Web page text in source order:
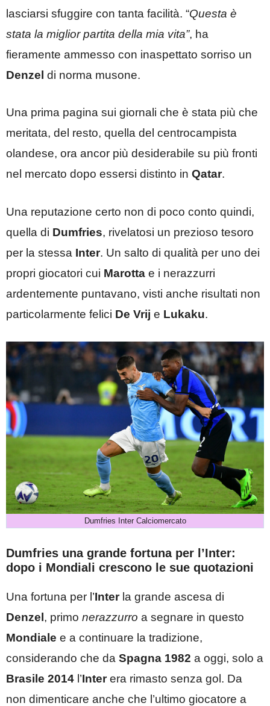
lasciarsi sfuggire con tanta facilità. “Questa è
stata la miglior partita della mia vita”, ha
fieramente ammesso con inaspettato sorriso un
Denzel di norma musone.
Una prima pagina sui giornali che è stata più che
meritata, del resto, quella del centrocampista
olandese, ora ancor più desiderabile su più fronti
nel mercato dopo essersi distinto in Qatar.
Una reputazione certo non di poco conto quindi,
quella di Dumfries, rivelatosi un prezioso tesoro
per la stessa Inter. Un salto di qualità per uno dei
propri giocatori cui Marotta e i nerazzurri
ardentemente puntavano, visti anche risultati non
particolarmente felici De Vrij e Lukaku.
Dumfries Inter Calciomercato
Dumfries una grande fortuna per l’Inter:
dopo i Mondiali crescono le sue quotazioni
Una fortuna per l’Interla grande ascesa di
Denzel, primo nerazzurro a segnare in questo
Mondiale e a continuare la tradizione,
considerando che da Spagna 1982 a oggi, solo a
Brasile 2014 l’Interera rimasto senza gol. Da
non dimenticare anche che l’ultimo giocatore a